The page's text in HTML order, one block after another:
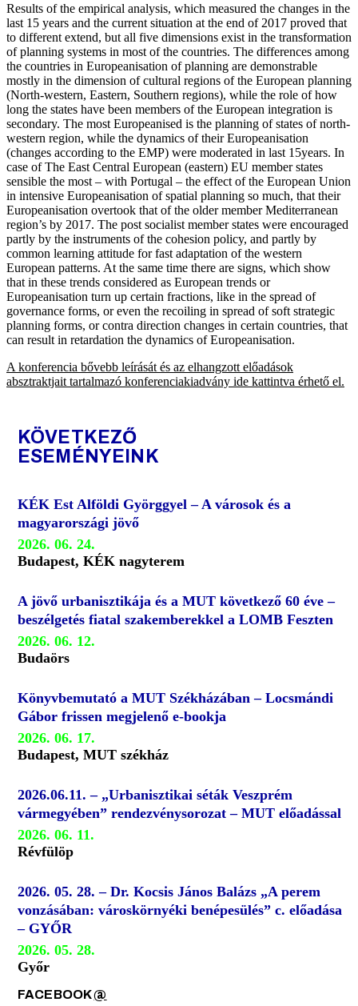
Results of the empirical analysis, which measured the changes in the
last 15 years and the current situation at the end of 2017 proved that
to different extend, but all five dimensions exist in the transformation
of planning systems in most of the countries. The differences among
the countries in Europeanisation of planning are demonstrable
mostly in the dimension of cultural regions of the European planning
(North-western, Eastern, Southern regions), while the role of how
long the states have been members of the European integration is
secondary. The most Europeanised is the planning of states of north-
western region, while the dynamics of their Europeanisation
(changes according to the EMP) were moderated in last 15years. In
case of The East Central European (eastern) EU member states
sensible the most – with Portugal – the effect of the European Union
in intensive Europeanisation of spatial planning so much, that their
Europeanisation overtook that of the older member Mediterranean
region’s by 2017. The post socialist member states were encouraged
partly by the instruments of the cohesion policy, and partly by
common learning attitude for fast adaptation of the western
European patterns. At the same time there are signs, which show
that in these trends considered as European trends or
Europeanisation turn up certain fractions, like in the spread of
governance forms, or even the recoiling in spread of soft strategic
planning forms, or contra direction changes in certain countries, that
can result in retardation the dynamics of Europeanisation.
A konferencia bővebb leírását és az elhangzott előadások
absztraktjait tartalmazó konferenciakiadvány ide kattintva érhető el.
KÖVETKEZŐ
ESEMÉNYEINK
KÉK Est Alföldi Györggyel – A városok és a
magyarországi jövő
2026. 06. 24.
Budapest, KÉK nagyterem
A jövő urbanisztikája és a MUT következő 60 éve –
beszélgetés fiatal szakemberekkel a LOMB Feszten
2026. 06. 12.
Budaörs
Könyvbemutató a MUT Székházában – Locsmándi
Gábor frissen megjelenő e-bookja
2026. 06. 17.
Budapest, MUT székház
2026.06.11. – „Urbanisztikai séták Veszprém
vármegyében” rendezvénysorozat – MUT előadással
2026. 06. 11.
Révfülöp
2026. 05. 28. – Dr. Kocsis János Balázs „A perem
vonzásában: városkörnyéki benépesülés” c. előadása
– GYŐR
2026. 05. 28.
Győr
FACEBOOK@